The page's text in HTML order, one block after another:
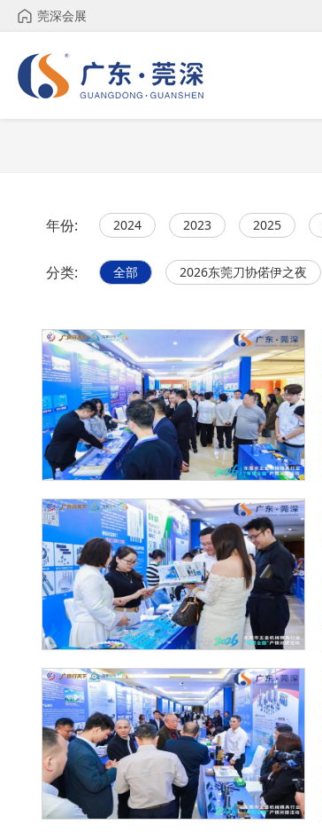
莞深会展
年份: 2024 2023 2025
分类: 全部 2026东莞刀协偌伊之夜